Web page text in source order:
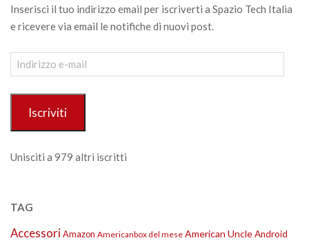
Inserisci il tuo indirizzo email per iscriverti a Spazio Tech Italia
e ricevere via email le notifiche di nuovi post.
Indirizzo
e-
Iscriviti
Unisciti a 979 altri iscritti
TAG
AccessoriAmazon Americanbox del mese American UncleAndroid